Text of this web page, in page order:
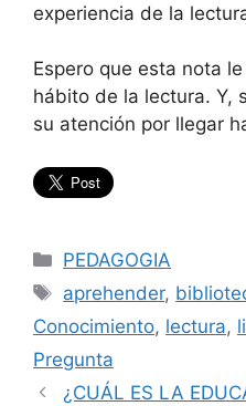
experiencia de la
Espero que esta nota
hábito de la lectura. Y,
su atención por llegar
Categorías
PEDAGOGIA
Etiquetas
aprehender,
Conocimiento, lectura,
Pregunta
¿CUÁL ES LA